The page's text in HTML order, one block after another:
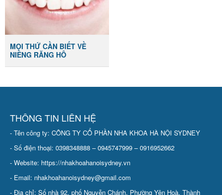
MỌI THỨ CẦN BIẾT VỀ
NIỀNG RĂNG HÔ
THÔNG TIN LIÊN HỆ
- Tên công ty: CÔNG TY CỔ PHẦN NHA KHOA HÀ NỘI SYDNEY
- Số điện thoại: 0398348888 – 0945747999 – 0916952662
- Website: https://nhakhoahanoisydney.vn
- Email: nhakhoahanoisydney@gmail.com
- Địa chỉ: Số nhà 92, phố Nguyễn Chánh, Phường Yên Hoà, Thành